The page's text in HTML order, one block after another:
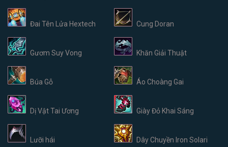
Đai Tên Lửa Hextech Cung Doran
Gươm Suy Vong Khăn Giải Thuật
Búa Gỗ Áo Choàng Gai
Dị Vật Tai Ương Giày Đỏ Khai Sáng
Lưỡi hái Dây Chuyền Iron Solari